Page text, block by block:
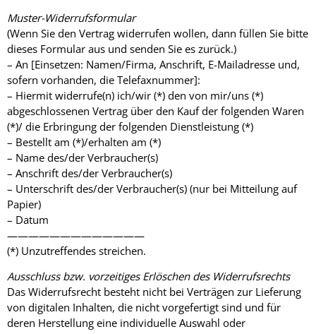
Muster-Widerrufsformular
(Wenn Sie den Vertrag widerrufen wollen, dann füllen Sie bitte
dieses Formular aus und senden Sie es zurück.)
– An [Einsetzen: Namen/Firma, Anschrift, E-Mailadresse und,
sofern vorhanden, die Telefaxnummer]:
– Hiermit widerrufe(n) ich/wir (*) den von mir/uns (*)
abgeschlossenen Vertrag über den Kauf der folgenden Waren
(*)/ die Erbringung der folgenden Dienstleistung (*)
– Bestellt am (*)/erhalten am (*)
– Name des/der Verbraucher(s)
– Anschrift des/der Verbraucher(s)
– Unterschrift des/der Verbraucher(s) (nur bei Mitteilung auf
Papier)
– Datum
—————————————
(*) Unzutreffendes streichen.
Ausschluss bzw. vorzeitiges Erlöschen des Widerrufsrechts
Das Widerrufsrecht besteht nicht bei Verträgen zur Lieferung
von digitalen Inhalten, die nicht vorgefertigt sind und für
deren Herstellung eine individuelle Auswahl oder